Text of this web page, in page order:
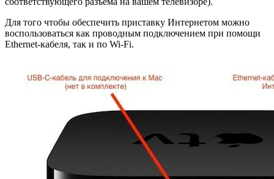
Для того чтобы обеспечить приставку Интернетом можно
воспользоваться как проводным подключением при помощи
Ethernet-кабеля, так и по Wi-Fi.